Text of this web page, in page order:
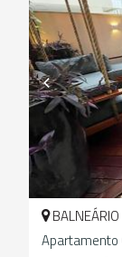
Apartamento